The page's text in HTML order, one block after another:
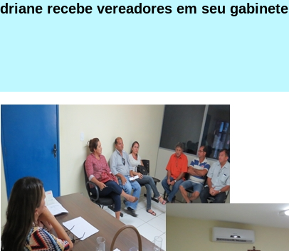
recebe vereadores em seu gabinete